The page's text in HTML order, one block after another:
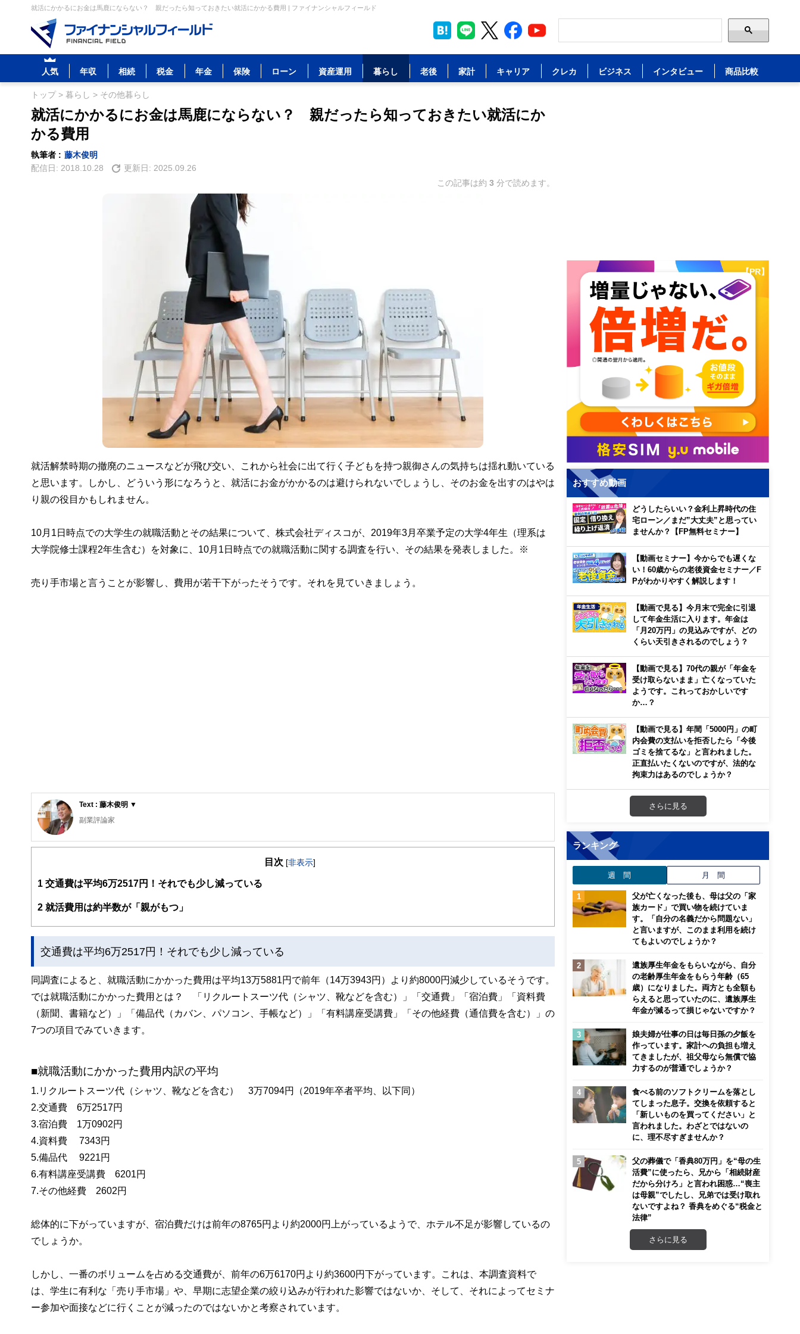
就活にかかるにお金は馬鹿にならない？ 親だったら知っておきたい就活にかかる費用 | ファイナンシャルフィールド
人気 年収 相続 税金 年金 保険 ローン 資産運用 暮らし 老後 家計 キャリア クレカ ビジネス インタビュー 商品比較
トップ> 暮らし > その他暮らし
就活にかかるにお金は馬鹿にならない？ 親だったら知っておきたい就活にか
かる費用
執筆者 : 藤木俊明
配信日: 2018.10.28 更新日: 2025.09.26
この記事は約 3 分で読めます。
就活解禁時期の撤廃のニュースなどが飛び交い、これから社会に出て行く子どもを持つ親御さんの気持ちは揺れ動いている
と思います。しかし、どういう形になろうと、就活にお金がかかるのは避けられないでしょうし、そのお金を出すのはやは
り親の役目かもしれません。
10月1日時点での大学生の就職活動とその結果について、株式会社ディスコが、2019年3月卒業予定の大学4年生（理系は
大学院修士課程2年生含む）を対象に、10月1日時点での就職活動に関する調査を行い、その結果を発表しました。※
売り手市場と言うことが影響し、費用が若干下がったそうです。それを見ていきましょう。
Text : 藤木俊明 ▼
副業評論家
明治大学リバティアカデミー講師
師をつとめています。7年前から「ローリスク独立」の執筆活動をはじめ、副業・起業関連の記事を夕刊フジ、東洋経済などに寄稿しています。副
目次 [非表示]
1 交通費は平均6万2517円！それでも少し減っている
2 就活費用は約半数が「親がもつ」
交通費は平均6万2517円！それでも少し減っている
同調査によると、就職活動にかかった費用は平均13万5881円で前年（14万3943円）より約8000円減少しているそうです。
では就職活動にかかった費用とは？ 「リクルートスーツ代（シャツ、靴などを含む）」「交通費」「宿泊費」「資料費
（新聞、書籍など）」「備品代（カバン、パソコン、手帳など）」「有料講座受講費」「その他経費（通信費を含む）」の
7つの項目でみていきます。
■就職活動にかかった費用内訳の平均
1.リクルートスーツ代（シャツ、靴などを含む） 3万7094円（2019年卒者平均、以下同）
2.交通費 6万2517円
3.宿泊費 1万0902円
4.資料費 7343円
5.備品代 9221円
6.有料講座受講費 6201円
7.その他経費 2602円
総体的に下がっていますが、宿泊費だけは前年の8765円より約2000円上がっているようで、ホテル不足が影響しているの
でしょうか。
しかし、一番のボリュームを占める交通費が、前年の6万6170円より約3600円下がっています。これは、本調査資料で
は、学生に有利な「売り手市場」や、早期に志望企業の絞り込みが行われた影響ではないか、そして、それによってセミナ
ー参加や面接などに行くことが減ったのではないかと考察されています。
【PR】
おすすめ動画
どうしたらいい？金利上昇時代の住
宅ローン／まだ”大丈夫”と思ってい
ませんか？【FP無料セミナー】
【動画セミナー】今からでも遅くな
い！60歳からの老後資金セミナー／F
Pがわかりやすく解説します！
【動画で見る】今月末で完全に引退
して年金生活に入ります。年金は
「月20万円」の見込みですが、どの
くらい天引きされるのでしょう？
【動画で見る】70代の親が「年金を
受け取らないまま」亡くなっていた
ようです。これっておかしいです
か…？
【動画で見る】年間「5000円」の町
内会費の支払いを拒否したら「今後
ゴミを捨てるな」と言われました。
正直払いたくないのですが、法的な
拘束力はあるのでしょうか？
さらに見る
ランキング
週 間 月 間
父が亡くなった後も、母は父の「家
族カード」で買い物を続けていま
す。「自分の名義だから問題ない」
と言いますが、このまま利用を続け
てもよいのでしょうか？
遺族厚生年金をもらいながら、自分
の老齢厚生年金をもらう年齢（65
歳）になりました。両方とも全額も
らえると思っていたのに、遺族厚生
年金が減るって損じゃないですか？
娘夫婦が仕事の日は毎日孫の夕飯を
作っています。家計への負担も増え
てきましたが、祖父母なら無償で協
力するのが普通でしょうか？
食べる前のソフトクリームを落とし
てしまった息子。交換を依頼すると
「新しいものを買ってください」と
言われました。わざとではないの
に、理不尽すぎませんか？
父の葬儀で「香典80万円」を“母の生
活費”に使ったら、兄から「相続財産
だから分けろ」と言われ困惑…“喪主
は母親”でしたし、兄弟では受け取れ
ないですよね？ 香典をめぐる“税金と
法律”
さらに見る